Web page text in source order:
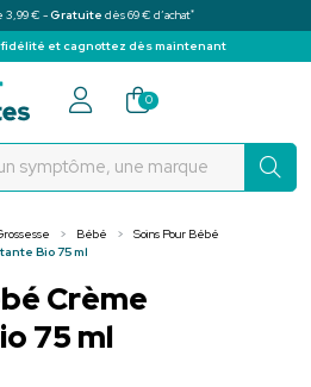
3,99 € -Gratuite dès 69 € d’achat*
et cagnottez dès maintenant
Pharmacie des Rochettes Votre
0
Bébé
Soins Pour Bébé
Bio 75 ml
Crème
75 ml